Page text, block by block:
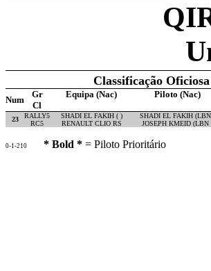
Classificação Oficiosa
Num
Gr Equipa (Nac) Piloto (Nac)
Cl
23 RALLY5 SHADI EL FAKIH ( ) SHADI EL FAKIH
RC5
RENAULT CLIO RS JOSEPH KMEID (LBN
0-1-210 * Bold * = Piloto Prioritário